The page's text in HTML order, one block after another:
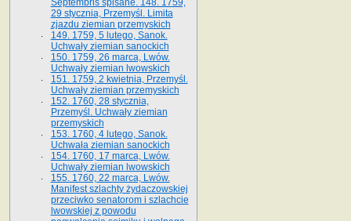
Septembris spisane. 148. 1759,
29 stycznia, Przemyśl. Limita
zjazdu ziemian przemyskich
149. 1759, 5 lutego, Sanok.
Uchwały ziemian sanockich
150. 1759, 26 marca, Lwów.
Uchwały ziemian lwowskich
151. 1759, 2 kwietnia, Przemyśl.
Uchwały ziemian przemyskich
152. 1760, 28 stycznia,
Przemyśl. Uchwały ziemian
przemyskich
153. 1760, 4 lutego, Sanok.
Uchwała ziemian sanockich
154. 1760, 17 marca, Lwów.
Uchwały ziemian lwowskich
155. 1760, 22 marca, Lwów.
Manifest szlachty żydaczowskiej
przeciwko senatorom i szlachcie
lwowskiej z po­wodu